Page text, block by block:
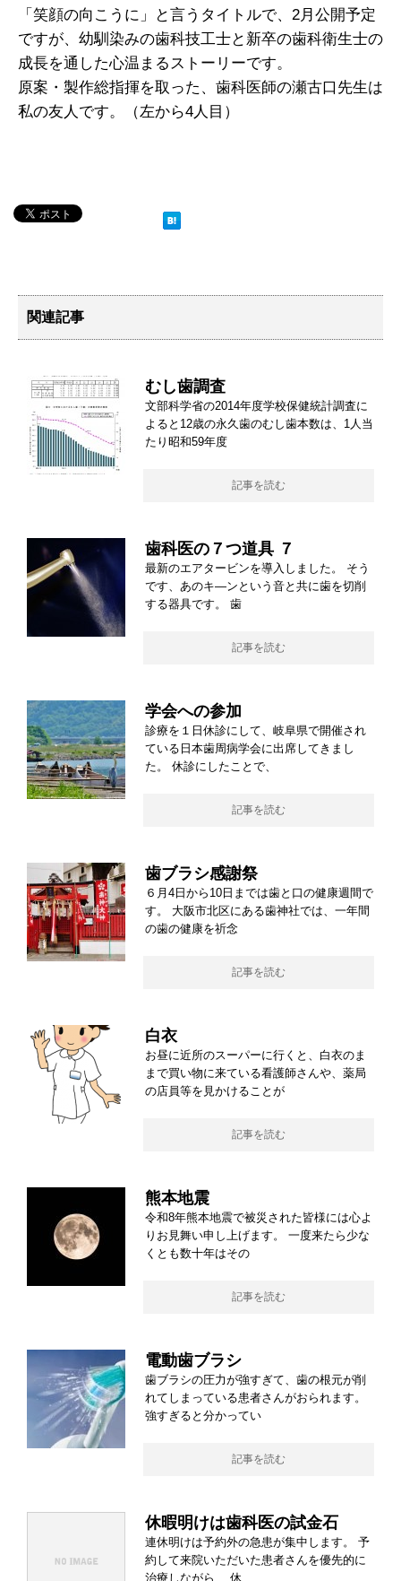
「笑顔の向こうに」と言うタイトルで、2月公開予定
ですが、幼馴染みの歯科技工士と新卒の歯科衛生士の
成長を通した心温まるストーリーです。
原案・製作総指揮を取った、歯科医師の瀬古口先生は
私の友人です。（左から4人目）
関連記事
むし歯調査
文部科学省の2014年度学校保健統計調査に
よると12歳の永久歯のむし歯本数は、1人当
たり昭和59年度
記事を読む
歯科医の７つ道具 ７
最新のエアタービンを導入しました。 そう
です、あのキ―ンという音と共に歯を切削
する器具です。 歯
記事を読む
学会への参加
診療を１日休診にして、岐阜県で開催され
ている日本歯周病学会に出席してきまし
た。 休診にしたことで、
記事を読む
歯ブラシ感謝祭
６月4日から10日までは歯と口の健康週間で
す。 大阪市北区にある歯神社では、一年間
の歯の健康を祈念
記事を読む
白衣
お昼に近所のスーパーに行くと、白衣のま
まで買い物に来ている看護師さんや、薬局
の店員等を見かけることが
記事を読む
熊本地震
令和8年熊本地震で被災された皆様には心よ
りお見舞い申し上げます。 一度来たら少な
くとも数十年はその
記事を読む
電動歯ブラシ
歯ブラシの圧力が強すぎて、歯の根元が削
れてしまっている患者さんがおられます。
強すぎると分かってい
記事を読む
休暇明けは歯科医の試金石
連休明けは予約外の急患が集中します。 予
約して来院いただいた患者さんを優先的に
治療しながら、 休